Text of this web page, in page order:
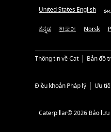
United States English
ಕನ್ನಡ 한국어 Norsk
Thông tin về Cat Bản đồ
Điều khoản Pháp lý Ưu
Caterpillar© 2026 Bảo lưu